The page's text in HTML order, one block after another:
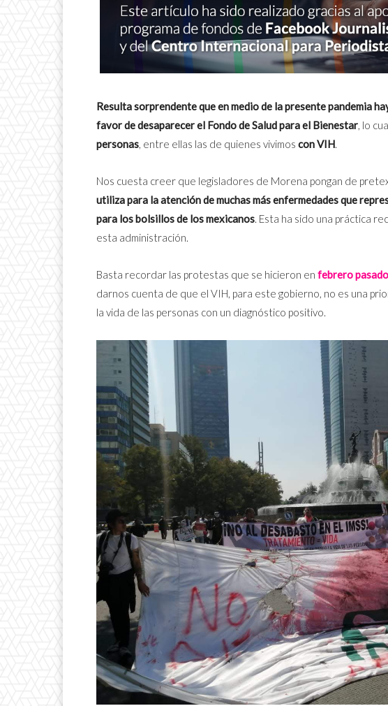
Resulta sorprendente que en medio de la presente pandemia
favor de desaparecer el Fondo de Salud para el Bienestar , lo
personas , entre ellas las de quienes vivimos con VIH
Nos cuesta creer que legisladores de Morena pongan de
utiliza para la atención de muchas más enfermedades que
para los bolsillos de los mexicanos . Esta ha sido una práctica
esta administración.
Basta recordar las protestas que se hicieron en febrero
darnos cuenta de que el VIH, para este gobierno, no es una
la vida de las personas con un diagnóstico positivo.